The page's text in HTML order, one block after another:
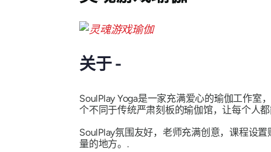
关于 -
SoulPlay Yoga是一家充满爱心的瑜伽工作
个不同于传统严肃刻板的瑜伽馆，让每个人
SoulPlay氛围友好，老师充满创意，课程设
量的地方。.